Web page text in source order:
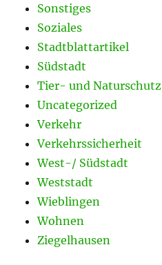
Sonstiges
Soziales
Stadtblattartikel
Südstadt
Tier- und Naturschutz
Uncategorized
Verkehr
Verkehrssicherheit
West-/ Südstadt
Weststadt
Wieblingen
Wohnen
Ziegelhausen